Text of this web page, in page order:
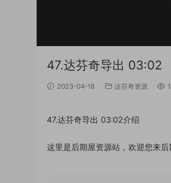
47.达芬奇导出 03:02
2023-04-18 达芬奇资源
47.达芬奇导出 03:02介绍
这里是后期屋资源站，欢迎您来